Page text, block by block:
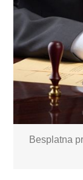
Besplatna